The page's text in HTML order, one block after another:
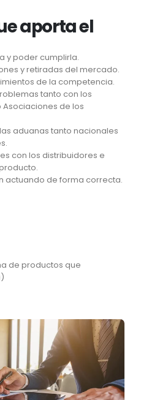
aporta el
y poder cumplirla.
y retiradas del mercado.
de la competencia.
tanto con los
de los
aduanas tanto nacionales
con los distribuidores e
actuando de forma correcta.
de productos que